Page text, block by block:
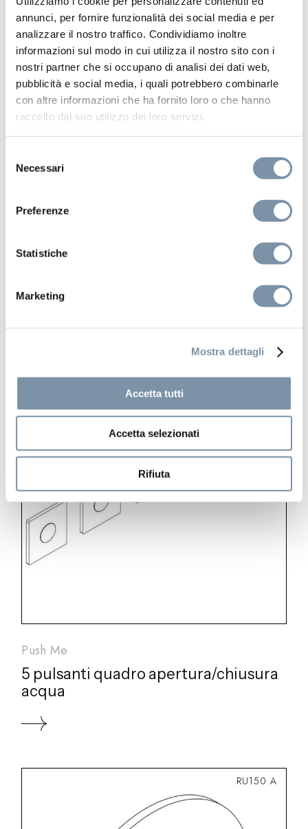
annunci, per fornire funzionalità dei social media e per
analizzare il nostro traffico. Condividiamo inoltre
informazioni sul modo in cui utilizza il nostro sito con i
nostri partner che si occupano di analisi dei dati web,
pubblicità e social media, i quali potrebbero combinarle
con altre informazioni che ha fornito loro o che hanno
raccolto dal suo utilizzo dei loro servizi.
delNecessari
Preferenze
Statistiche
Marketing
Mostra dettagli
Accetta tutti
Accetta selezionati
Rifiuta
2 pulsanti quadro apertura/chiusura
RU155 B
Push Me
5 pulsanti quadro apertura/chiusura
acqua
RU150 A